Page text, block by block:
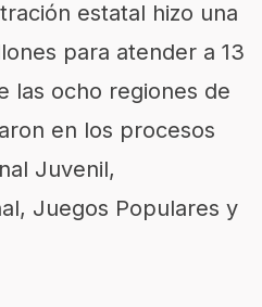
estatal hizo una
para atender a 13
las ocho regiones de
en los procesos
Juvenil,
Juegos Populares y